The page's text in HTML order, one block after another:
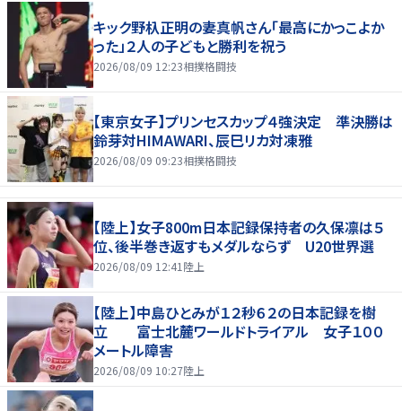
キック野杁正明の妻真帆さん「最高にかっこよか
った」２人の子どもと勝利を祝う
2026/08/09 12:23相撲格闘技
【東京女子】プリンセスカップ４強決定 準決勝は
鈴芽対HIMAWARI、辰巳リカ対凍雅
2026/08/09 09:23相撲格闘技
【陸上】女子800m日本記録保持者の久保凛は５
位、後半巻き返すもメダルならず U20世界選
2026/08/09 12:41 陸上
【陸上】中島ひとみが１２秒６２の日本記録を樹
立 富士北麓ワールドトライアル 女子１００
メートル障害
2026/08/09 10:27陸上